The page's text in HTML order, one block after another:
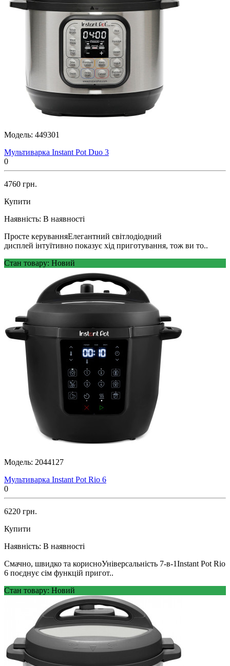
Модель: 449301
Мультиварка Instant Pot Duo 3
0
4760 грн.
Купити
Наявність: В наявності
Просте керуванняЕлегантний світлодіодний
дисплей інтуїтивно показує хід приготування, тож ви то..
Стан товару: Новий
Модель: 2044127
Мультиварка Instant Pot Rio 6
0
6220 грн.
Купити
Наявність: В наявності
Смачно, швидко та корисноУніверсальність 7-в-1Instant Pot Rio
6 поєднує сім функцій пригот..
Стан товару: Новий